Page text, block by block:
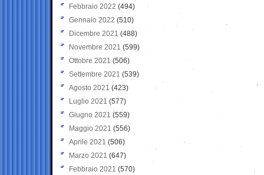
Febbraio 2022 (494)
Gennaio 2022 (510)
Dicembre 2021 (488)
Novembre 2021 (599)
Ottobre 2021 (506)
Settembre 2021 (539)
Agosto 2021 (423)
Luglio 2021 (577)
Giugno 2021(559)
Maggio 2021 (556)
Aprile 2021 (506)
Marzo 2021 (647)
Febbraio 2021 (570)